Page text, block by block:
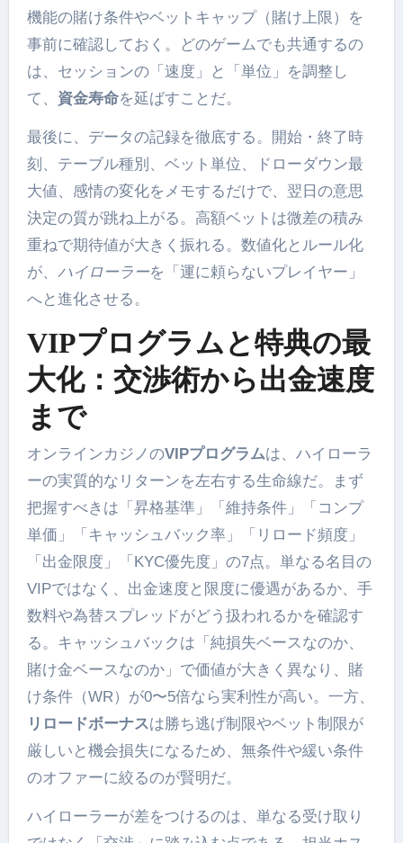
機能の賭け条件やベットキャップ（賭け上限）を
事前に確認しておく。どのゲームでも共通するの
は、セッションの「速度」と「単位」を調整し
て、 資金寿命を延ばすことだ。
最後に、データの記録を徹底する。開始・終了時
刻、テーブル種別、ベット単位、ドローダウン最
大値、感情の変化をメモするだけで、翌日の意思
決定の質が跳ね上がる。高額ベットは微差の積み
重ねで期待値が大きく振れる。数値化とルール化
が、 ハイローラーを「運に頼らないプレイヤー」
へと進化させる。
VIPプログラムと特典の最
大化：交渉術から出金速度
まで
オンラインカジノのVIPプログラムは、ハイローラ
ーの実質的なリターンを左右する生命線だ。まず
把握すべきは「昇格基準」「維持条件」「コンプ
単価」「キャッシュバック率」「リロード頻度」
「出金限度」「KYC優先度」の7点。単なる名目の
VIPではなく、出金速度と限度に優遇があるか、手
数料や為替スプレッドがどう扱われるかを確認す
る。キャッシュバックは「純損失ベースなのか、
賭け金ベースなのか」で価値が大きく異なり、賭
け条件（WR）が0〜5倍なら実利性が高い。一方、
リロードボーナスは勝ち逃げ制限やベット制限が
厳しいと機会損失になるため、無条件や緩い条件
のオファーに絞るのが賢明だ。
ハイローラーが差をつけるのは、単なる受け取り